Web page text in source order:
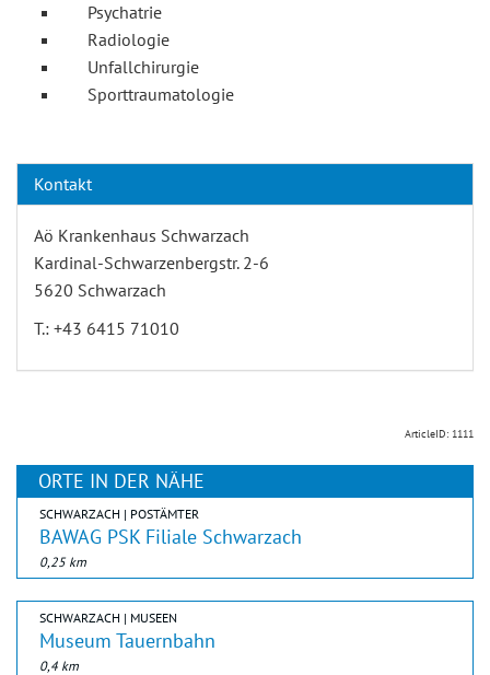
Psychatrie
Radiologie
Unfallchirurgie
Sporttraumatologie
Kontakt
Aö Krankenhaus Schwarzach
Kardinal-Schwarzenbergstr. 2-6
5620 Schwarzach
T.: +43 6415 71010
ArticleID: 1111
ORTE IN DER NÄHE
SCHWARZACH | POSTÄMTER
BAWAG PSK Filiale Schwarzach
0,25 km
SCHWARZACH | MUSEEN
Museum Tauernbahn
0,4 km